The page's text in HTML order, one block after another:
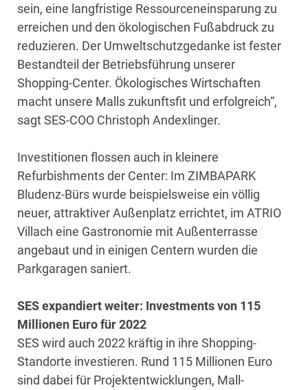
sein, eine langfristige Ressourceneinsparung zu
erreichen und den ökologischen Fußabdruck zu
reduzieren. Der Umweltschutzgedanke ist fester
Bestandteil der Betriebsführung unserer
Shopping-Center. Ökologisches Wirtschaften
macht unsere Malls zukunftsfit und erfolgreich“,
sagt SES-COO Christoph Andexlinger.
Investitionen flossen auch in kleinere
Refurbishments der Center: Im ZIMBAPARK
Bludenz-Bürs wurde beispielsweise ein völlig
neuer, attraktiver Außenplatz errichtet, im ATRIO
Villach eine Gastronomie mit Außenterrasse
angebaut und in einigen Centern wurden die
Parkgaragen saniert.
SES expandiert weiter: Investments von 115
Millionen Euro für 2022
SES wird auch 2022 kräftig in ihre Shopping-
Standorte investieren. Rund 115 Millionen Euro
sind dabei für Projektentwicklungen, Mall-